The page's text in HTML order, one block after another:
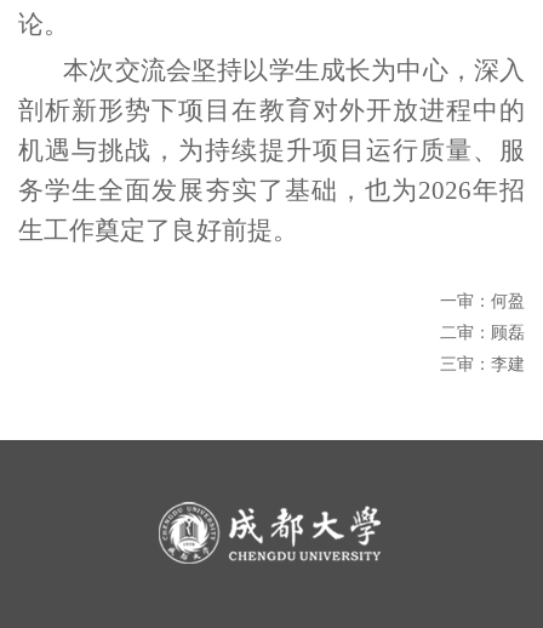
论。
本次交流会坚持以学生成长为中心，深入
剖析新形势下项目在教育对外开放进程中的
机遇与挑战，为持续提升项目运行质量、服
务学生全面发展夯实了基础，也为2026年招
生工作奠定了良好前提。
一审：何盈
二审：顾磊
三审：李建